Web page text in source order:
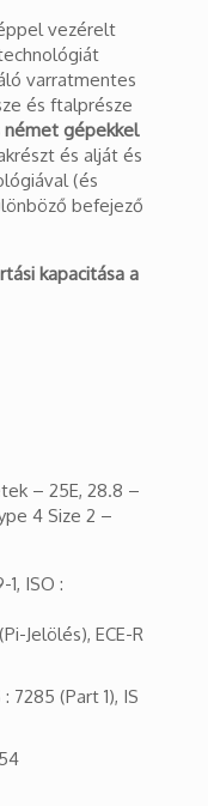
vezérelt
varratmentes
és ftalprésze
gépekkel
és alját és
(és
befejező
kapacitása a
– 25E, 28.8 –
4 Size 2 –
1, ISO :
Jelölés), ECE-R
: 7285 (Part 1), IS